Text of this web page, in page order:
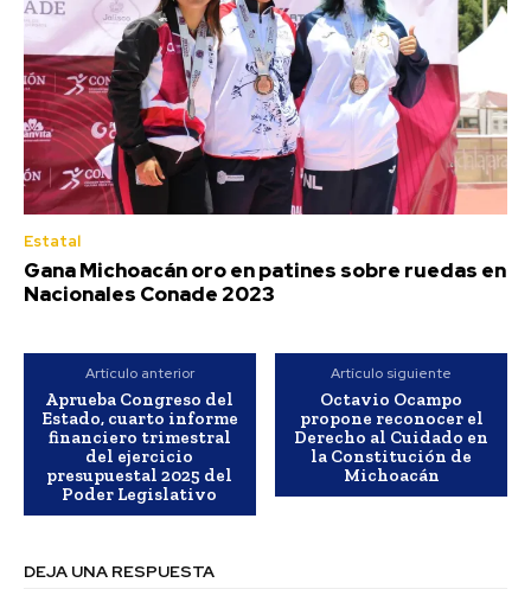
Estatal
Gana Michoacán oro en patines sobre ruedas en
Nacionales Conade 2023
Artículo anterior
Aprueba Congreso del
Estado, cuarto informe
financiero trimestral
del ejercicio
presupuestal 2025 del
Poder Legislativo
Artículo siguiente
Octavio Ocampo
propone reconocer el
Derecho al Cuidado en
la Constitución de
Michoacán
DEJA UNA RESPUESTA